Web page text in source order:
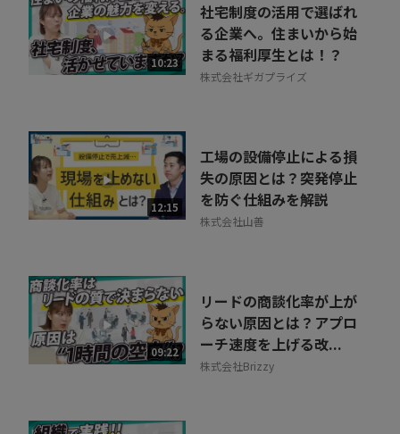
10:23
社宅制度の活用で選ばれ
る企業へ。住まいから始
まる福利厚生とは！？
株式会社ギガプライズ
12:15
工場の設備停止による損
失の原因とは？突発停止
を防ぐ仕組みを解説
株式会社山善
09:22
リードの商談化率が上が
らない原因とは？アプロ
ーチ速度を上げる改...
株式会社Brizzy